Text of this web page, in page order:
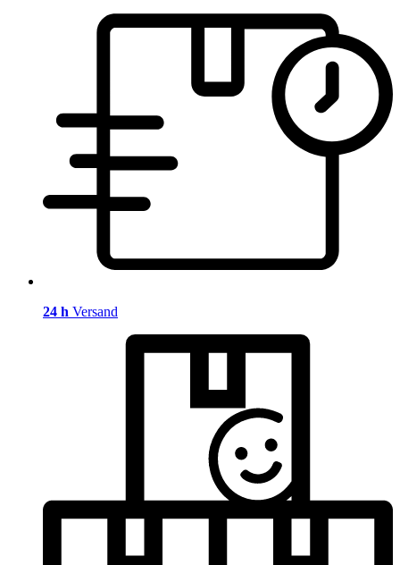
24 h Versand